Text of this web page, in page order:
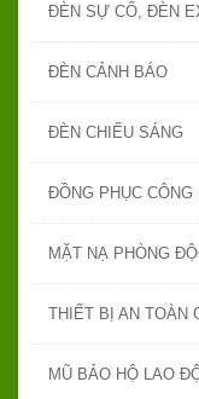
ĐÈN SỰ CỐ, ĐÈN
ĐÈN CẢNH BÁO
ĐÈN CHIẾU SÁNG
ĐỒNG PHỤC CÔNG
MẶT NẠ PHÒNG
THIẾT BỊ AN TOÀN
MŨ BẢO HỘ LAO